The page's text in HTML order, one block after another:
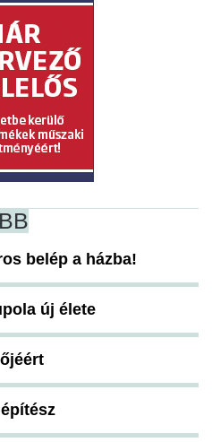
belép a házba!
új élete